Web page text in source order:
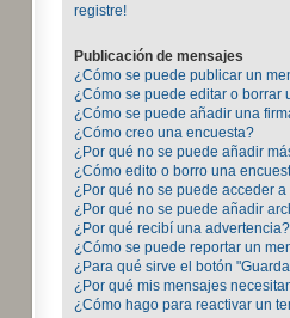
registre!
Publicación de mensajes
¿Cómo se puede publicar un
¿Cómo se puede editar o borrar
¿Cómo se puede añadir una
¿Cómo creo una encuesta?
¿Por qué no se puede añadir
¿Cómo edito o borro una
¿Por qué no se puede acceder
¿Por qué no se puede añadir
¿Por qué recibí una advertencia?
¿Cómo se puede reportar un
¿Para qué sirve el botón
¿Por qué mis mensajes
¿Cómo hago para reactivar un